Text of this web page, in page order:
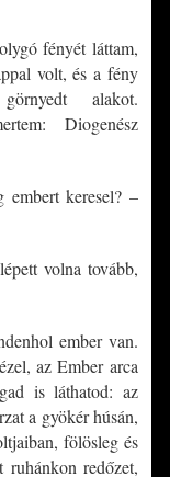
fényét láttam,
volt, és a fény
alakot.
Diogenész
keresel? –
volna tovább,
ember van.
az Ember arca
is láthatod: az
a gyökér húsán,
fölösleg és
redőzet,